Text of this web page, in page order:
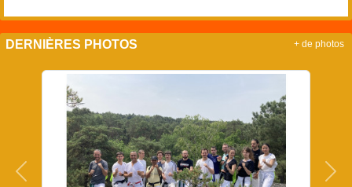
DERNIÈRES PHOTOS
Précedent
+ de photos